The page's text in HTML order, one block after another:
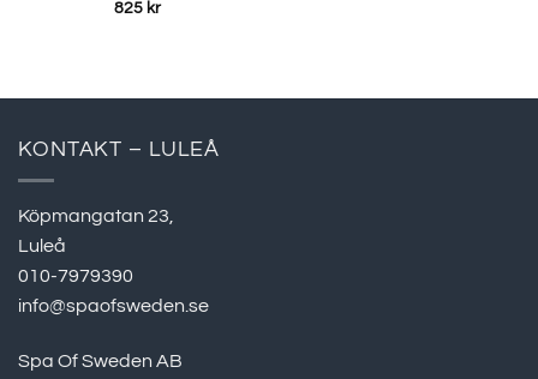
825 kr
KONTAKT – LULEÅ
Köpmangatan 23,
Luleå
010-7979390
info@spaofsweden.se
Spa Of Sweden AB